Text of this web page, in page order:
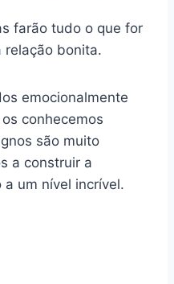
farão tudo o que for
relação bonita.
emocionalmente
conhecemos
são muito
a construir a
um nível incrível.